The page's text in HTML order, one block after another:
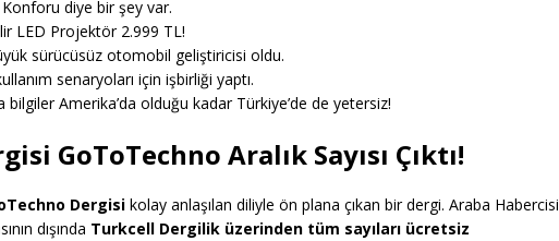
diye bir şey var.
LED Projektör 2.999 TL!
sürücüsüz otomobil geliştiricisi oldu.
senaryoları için işbirliği yaptı.
Amerika’da olduğu kadar Türkiye’de de yetersiz!
GoToTechno Aralık Sayısı Çıktı!
Dergisi kolay anlaşılan diliyle ön plana çıkan bir dergi. Araba Habercisi
dışında Turkcell Dergilik üzerinden tüm sayıları ücretsiz